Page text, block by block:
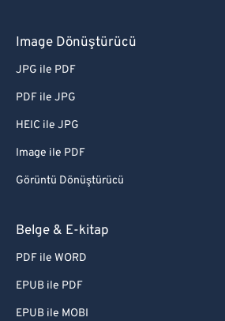
Image Dönüştürücü
JPG ile PDF
PDF ile JPG
HEIC ile JPG
Image ile PDF
Görüntü Dönüştürücü
Belge & E-kitap
PDF ile WORD
EPUB ile PDF
EPUB ile MOBI